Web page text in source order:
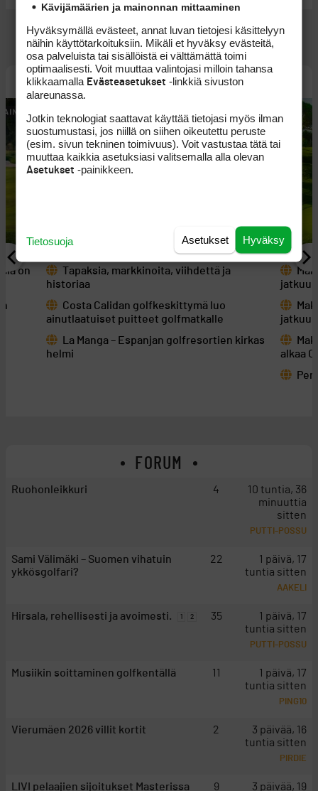
NÄYTÄ KAIKKI
MATKAOPPAAT
Tapaksia, markkinoita, viihdettä ja
historiaa
Costa Calidan golfkeskittymä luo
ainutlaatuiset puitteet golfmatkalle
La Manga – Espanjan golfresortien kirkas
helmi
jatkuu
jatkuu
alkaa
on
FORUM
Ruohonleikkuri 4
10 tuntia, 36
minuuttia
sitten
PUTTI-POSSU
Sami Välimäki – Suomen vihatuin
ykkösgolfari?
22
1 päivä, 17
tuntia sitten
AAKELI
Hirsala, rehellisesti ja avoimesti. 1 2 35
1 päivä, 17
tuntia sitten
PUTTI-POSSU
Musiikin soittaminen golfkentällä 11
1 päivä, 17
tuntia sitten
PING10
Vierumäen 2026 villit kortit 2
3 päivää, 16
tuntia sitten
PIRDIE
LIVI pelaajien sijoitukset Masterissa
9
3 päivää, 19
Kävijämäärien ja mainonnan mittaaminen
Hyväksymällä evästeet, annat luvan tietojesi käsittelyyn
näihin käyttötarkoituksiin. Mikäli et hyväksy evästeitä,
osa palveluista tai sisällöistä ei välttämättä toimi
optimaalisesti. Voit muuttaa valintojasi milloin tahansa
klikkaamalla Evästeasetukset -linkkiä sivuston
alareunassa.
Jotkin teknologiat saattavat käyttää tietojasi myös ilman
suostumustasi, jos niillä on siihen oikeutettu peruste
(esim. sivun tekninen toimivuus). Voit vastustaa tätä tai
muuttaa kaikkia asetuksiasi valitsemalla alla olevan
Asetukset -painikkeen.
Hyväksy
Asetukset
Tietosuoja